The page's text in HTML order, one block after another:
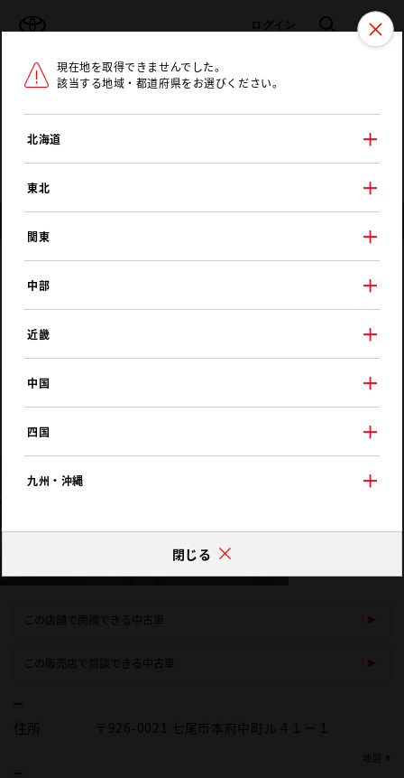
ログイン 検索 メニュ
ラインアップ オーナーサポート
現在地を取得できませんでした。
該当する地域・都道府県をお選びください。
北海道
東北
関東
中部
近畿
中国
四国
九州・沖縄
閉じる
トヨタ認定中古車 メニュー
石川トヨタ自動車
七尾店
この店舗で商談できる中古車
この販売店で商談できる中古車
住所 〒926-0021 七尾市本府中町ル４１ー１